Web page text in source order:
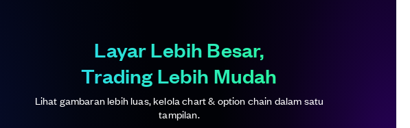
Layar Lebih Besar,
Trading Lebih Mudah
Lihat gambaran lebih luas, kelola chart & option chain dalam satu
tampilan.